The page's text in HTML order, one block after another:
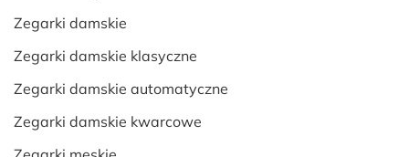
Zegarki damskie
Zegarki damskie klasyczne
Zegarki damskie automatyczne
Zegarki damskie kwarcowe